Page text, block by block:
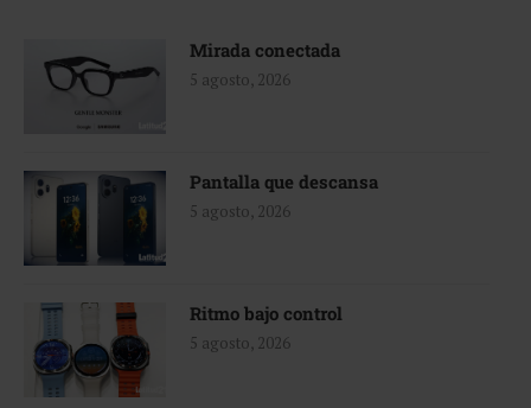
Mirada conectada
5 agosto, 2026
Pantalla que descansa
5 agosto, 2026
Ritmo bajo control
5 agosto, 2026